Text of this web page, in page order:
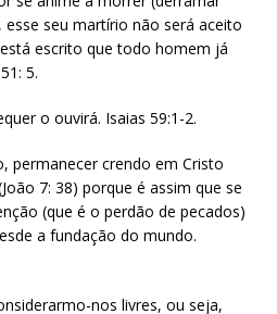
seu martírio não será aceito
escrito que todo homem já
5.
o ouvirá. Isaias 59:1-2.
permanecer crendo em Cristo
7: 38) porque é assim que se
(que é o perdão de pecados)
a fundação do mundo.
nos livres, ou seja,